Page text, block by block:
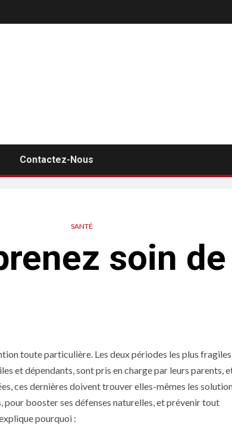
Contactez-Nous
SANTÉ
soin
toute particulière. Les deux périodes les plus fragiles
et dépendants, sont pris en charge par leurs parents,
ces dernières doivent trouver elles-mêmes les
booster ses défenses naturelles, et prévenir tout
pourquoi :